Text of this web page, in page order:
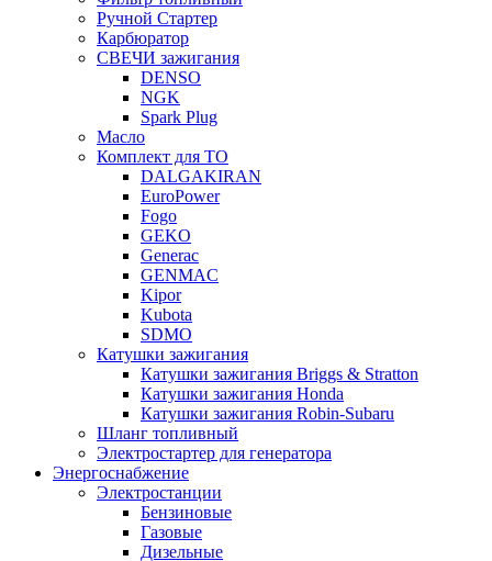
Ручной Стартер
Карбюратор
СВЕЧИ зажигания
DENSO
NGK
Spark Plug
Масло
Комплект для ТО
DALGAKIRAN
EuroPower
Fogo
GEKO
Generac
GENMAC
Kipor
Kubota
SDMO
Катушки зажигания
Катушки зажигания Briggs & Stratton
Катушки зажигания Honda
Катушки зажигания Robin-Subaru
Шланг топливный
Электростартер для генератора
Энергоснабжение
Электростанции
Бензиновые
Газовые
Дизельные